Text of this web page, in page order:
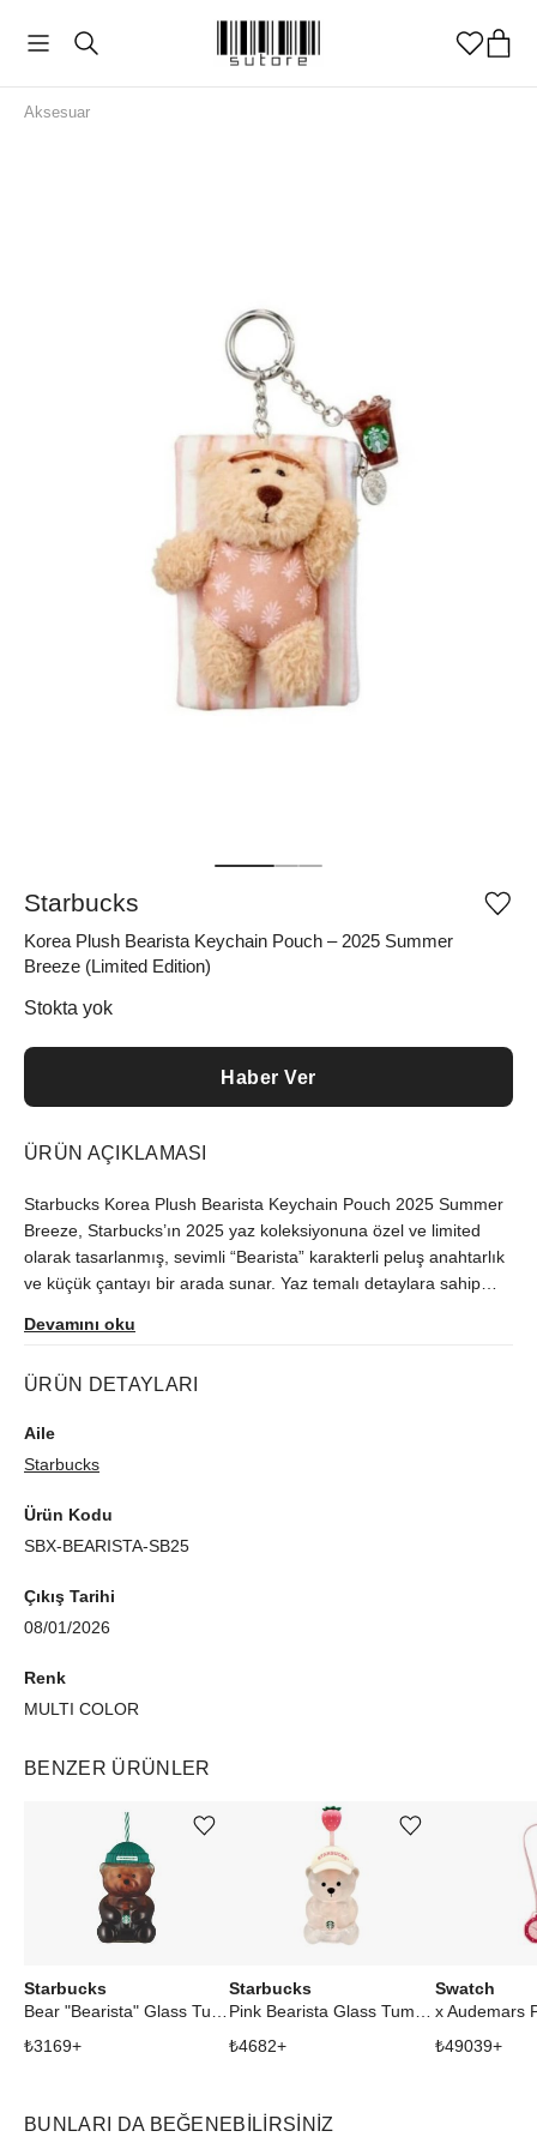
Aksesuar
Starbucks
Korea Plush Bearista Keychain Pouch – 2025 Summer
Breeze (Limited Edition)
Stokta yok
Haber Ver
ÜRÜN AÇIKLAMASI
Starbucks Korea Plush Bearista Keychain Pouch 2025 Summer
Breeze, Starbucks’ın 2025 yaz koleksiyonuna özel ve limited
olarak tasarlanmış, sevimli “Bearista” karakterli peluş anahtarlık
ve küçük çantayı bir arada sunar. Yaz temalı detaylara sahip
mükemmeldir.
Devamını oku
ÜRÜN DETAYLARI
Aile
Starbucks
Ürün Kodu
SBX-BEARISTA-SB25
Çıkış Tarihi
08/01/2026
Renk
MULTI COLOR
BENZER ÜRÜNLER
Starbucks
₺3169+
Ürünü istek listesine ekle veya listeden çıkar
Starbucks
₺4682+
Ürünü istek listesine ekle veya listeden çıkar
Swatch
₺49039+
BUNLARI DA BEĞENEBILIRSINIZ